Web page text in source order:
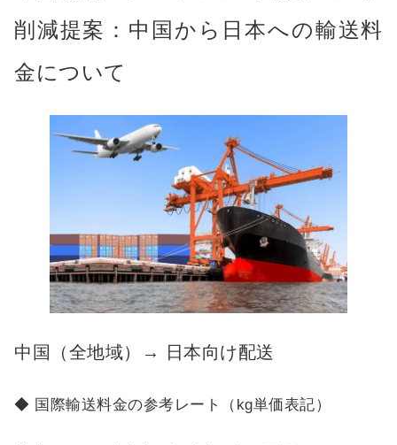
削減提案：中国から日本への輸送料
金について
中国（全地域）→ 日本向け配送
◆ 国際輸送料金の参考レート（kg単価表記）